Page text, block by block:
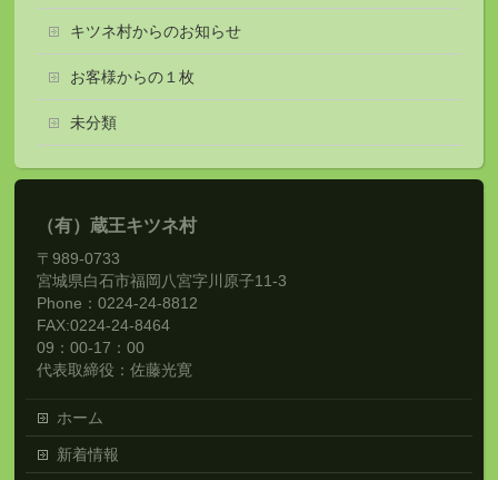
キツネ村からのお知らせ
お客様からの１枚
未分類
（有）蔵王キツネ村
〒989-0733
宮城県白石市福岡八宮字川原子11-3
Phone：0224-24-8812
FAX:0224-24-8464
09：00-17：00
代表取締役：佐藤光寛
ホーム
新着情報